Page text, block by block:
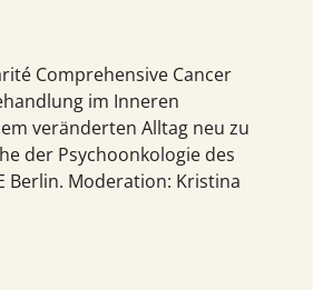
Comprehensive Cancer
im Inneren
veränderten Alltag neu zu
der Psycho­onkologie des
Berlin. Moderation: Kristina